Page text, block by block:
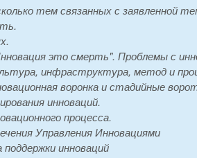
тем связанных с заявленной
это смерть". Проблемы с
инфраструктура, метод и
воронка и стадийные
инноваций.
процесса.
Управления Инновациями
инноваций